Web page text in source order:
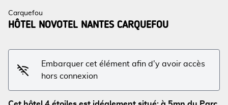
Carquefou
HÔTEL NOVOTEL NANTES CARQUEFOU
Embarquer cet élément afin d'y avoir accès
hors connexion